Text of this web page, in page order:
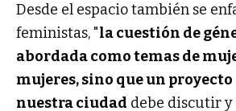
Desde el espacio también se
feministas, "la cuestión de
abordada como temas de
mujeres, sino que un
nuestra ciudad debe discutir